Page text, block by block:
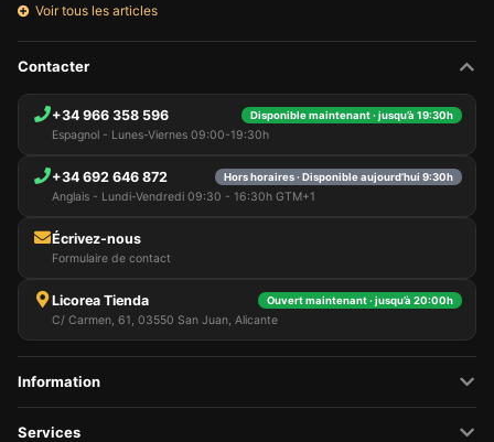
Voir tous les articles
Contacter
+34 966 358 596 Disponible maintenant · jusqu’à 19:30h
Espagnol - Lunes-Viernes 09:00-19:30h
+34 692 646 872 Hors horaires · Disponible aujourd’hui 9:30h
Anglais - Lundi-Vendredi 09:30 - 16:30h GTM+1
Écrivez-nous
Formulaire de contact
Licorea Tienda Ouvert maintenant · jusqu’à 20:00h
C/ Carmen, 61, 03550 San Juan, Alicante
Information
Services